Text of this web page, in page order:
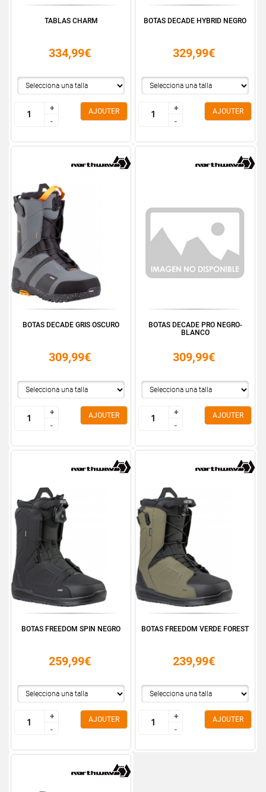
TABLAS CHARM
334,99€
+
-
+
-
AJOUTER
BOTAS DECADE HYBRID NEGRO
329,99€
+
-
+
-
AJOUTER
BOTAS DECADE GRIS OSCURO
309,99€
+
-
+
-
AJOUTER
BOTAS DECADE PRO NEGRO-
BLANCO
309,99€
+
-
+
-
AJOUTER
BOTAS FREEDOM SPIN NEGRO
259,99€
+
-
+
-
AJOUTER
BOTAS FREEDOM VERDE FOREST
239,99€
+
-
+
-
AJOUTER